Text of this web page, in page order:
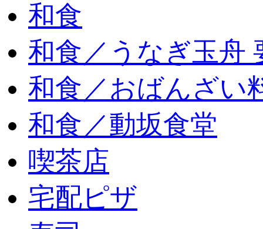
和食
和食／うなぎ玉舟
和食／おばんざい
和食／動坂食堂
喫茶店
宅配ピザ